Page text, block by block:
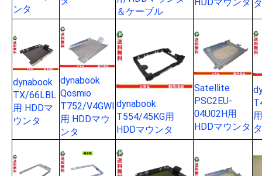
ンタ
＆ケーブル
タ
dynabook
TX/66LBL
用 HDDマ
ウンタ
dynabook
Qosmio
T752/V4GWI
用 HDDマウ
ンタ
dynabook
T554/45KG用
HDDマウンタ
Satellite
PSC2EU-
04U02H用
HDDマウンタ タ